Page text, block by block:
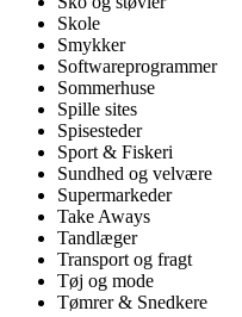
Skole
Smykker
Softwareprogrammer
Sommerhuse
Spille sites
Spisesteder
Sport & Fiskeri
Sundhed og velvære
Supermarkeder
Take Aways
Tandlæger
Transport og fragt
Tøj og mode
Tømrer & Snedkere